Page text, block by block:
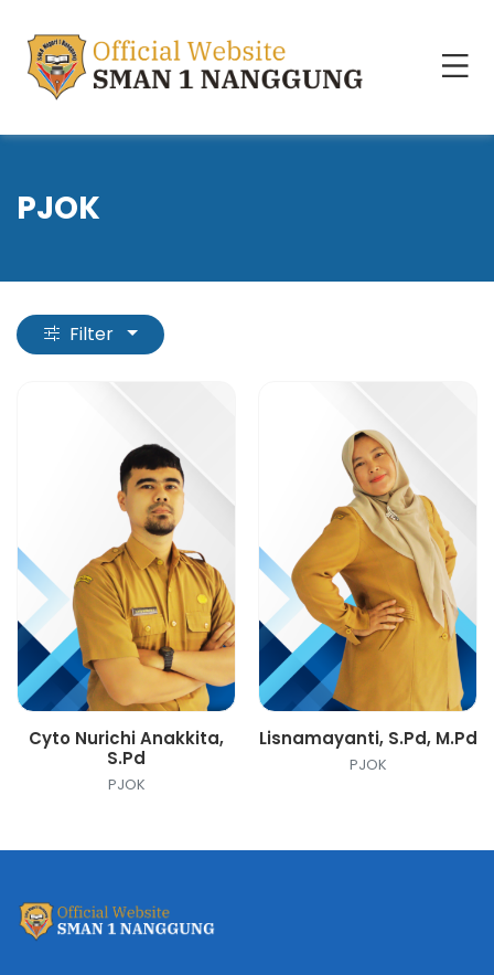
PJOK
Filter
Cyto Nurichi Anakkita,
S.Pd
PJOK
Lisnamayanti, S.Pd, M.Pd
PJOK